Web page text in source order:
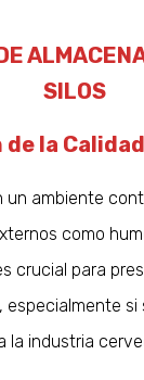
SILOS
la
un ambiente
como
crucial para
si
la industria